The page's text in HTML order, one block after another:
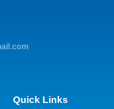
Quick Links